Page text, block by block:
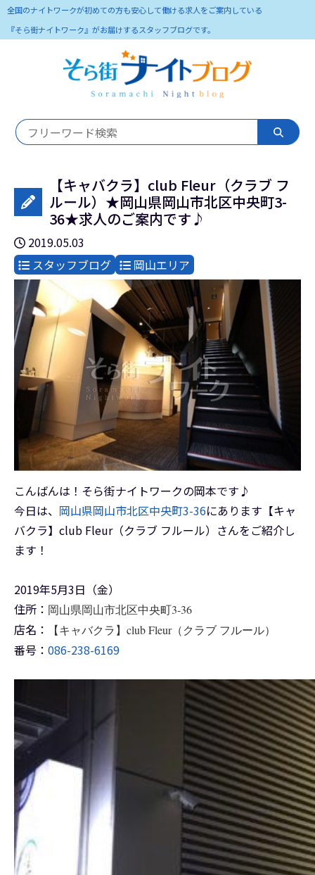
全国のナイトワークが初めての方も安心して働ける求人をご案内している
『そら街ナイトワーク』がお届けするスタッフブログです。
【キャバクラ】club Fleur（クラブ フ
ルール）★岡山県岡山市北区中央町3-
36★求人のご案内です♪
2019.05.03
スタッフブログ
岡山エリア
こんばんは！そら街ナイトワークの岡本です♪
今日は、 岡山県岡山市北区中央町3-36にあります【キャ
バクラ】club Fleur（クラブ フルール）さんをご紹介し
ます！
2019年5月3日（金）
住所： 岡山県岡山市北区中央町3-36
店名： 【キャバクラ】club Fleur（クラブ フルール）
番号： 086-238-6169